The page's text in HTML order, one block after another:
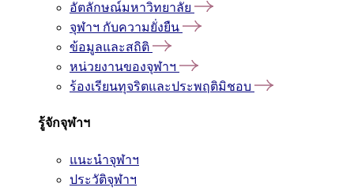
อัตลักษณ์มหาวิทยาลัย
จุฬาฯ กับความยั่งยืน
ข้อมูลและสถิติ
หน่วยงานของจุฬาฯ
ร้องเรียนทุจริตและประพฤติมิชอบ
รู้จักจุฬาฯ
แนะนำจุฬาฯ
ประวัติจุฬาฯ